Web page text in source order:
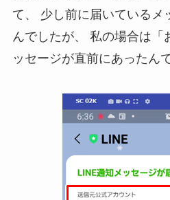
て、
少し前に届いているメ
んでしたが、
私の場合は「
ッセージが直前にあったんで